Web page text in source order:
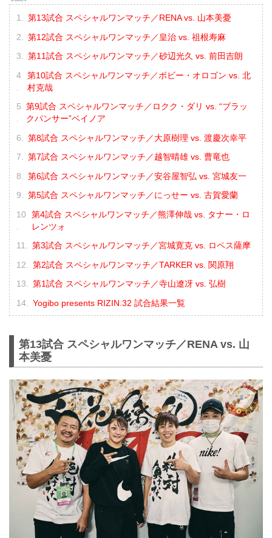
第13試合 スペシャルワンマッチ／RENA vs. 山本美憂
第12試合 スペシャルワンマッチ／皇治 vs. 祖根寿麻
第11試合 スペシャルワンマッチ／砂辺光久 vs. 前田吉朗
第10試合 スペシャルワンマッチ／ボビー・オロゴン vs. 北
村克哉
第9試合 スペシャルワンマッチ／ロクク・ダリ vs. “ブラッ
クパンサー”ベイノア
第8試合 スペシャルワンマッチ／大原樹理 vs. 渡慶次幸平
第7試合 スペシャルワンマッチ／越智晴雄 vs. 曹竜也
第6試合 スペシャルワンマッチ／安谷屋智弘 vs. 宮城友一
第5試合 スペシャルワンマッチ／にっせー vs. 古賀愛蘭
第4試合 スペシャルワンマッチ／熊澤伸哉 vs. タナー・ロ
レンツォ
第3試合 スペシャルワンマッチ／宮城寛克 vs. ロペス薩摩
第2試合 スペシャルワンマッチ／TARKER vs. 関原翔
第1試合 スペシャルワンマッチ／寺山遼冴 vs. 弘樹
Yogibo presents RIZIN.32 試合結果一覧
第13試合 スペシャルワンマッチ／RENA vs. 山
本美憂